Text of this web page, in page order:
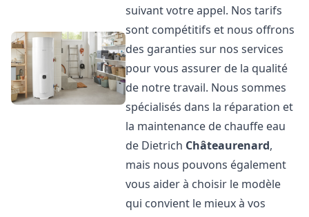
suivant votre appel. Nos tarifs
sont compétitifs et nous offrons
des garanties sur nos services
pour vous assurer de la qualité
de notre travail. Nous sommes
spécialisés dans la réparation et
la maintenance de chauffe eau
de Dietrich Châteaurenard,
mais nous pouvons également
vous aider à choisir le modèle
qui convient le mieux à vos